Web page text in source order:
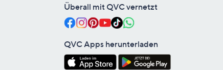
Überall mit QVC vernetzt
QVC Apps herunterladen